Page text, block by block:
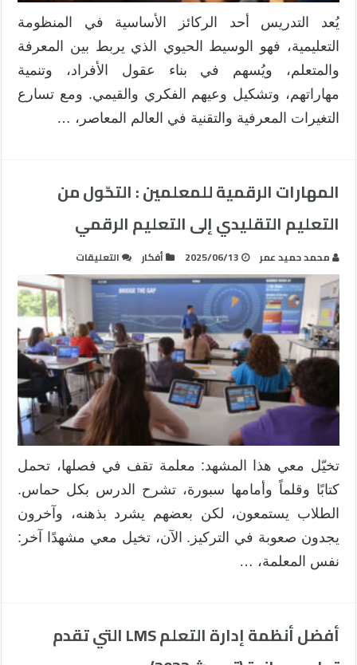
يُعد التدريس أحد الركائز الأساسية في المنظومة
التعليمية، فهو الوسيط الحيوي الذي يربط بين المعرفة
والمتعلم، ويُسهم في بناء عقول الأفراد، وتنمية
مهاراتهم، وتشكيل وعيهم الفكري والقيمي. ومع تسارع
التغيرات المعرفية والتقنية في العالم المعاصر، …
المهارات الرقمية للمعلمين : التحّول من
التعليم التقليدي إلى التعليم الرقمي
محمد حميد عمر 2025/06/13 أفكار التعليقات
المهارات
الرقمية
للمعلمين
:
التحّول
من
التعليم
التقليدي
إلى
الرقمي
مغلقة
تخيّل معي هذا المشهد: معلمة تقف في فصلها، تحمل
كتابًا وقلماً وأمامها سبورة، تشرح الدرس بكل حماس.
الطلاب يستمعون، لكن بعضهم يشرد بذهنه، وآخرون
يجدون صعوبة في التركيز. الآن، تخيل معي مشهدًا آخر:
نفس المعلمة، …
أفضل أنظمة إدارة التعلم LMS التي تقدم